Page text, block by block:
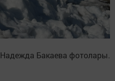
Надежда Бакаева фотолары.